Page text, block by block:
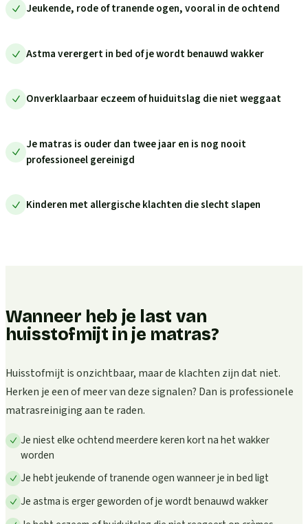
Jeukende, rode of tranende ogen, vooral in de ochtend
Astma verergert in bed of je wordt benauwd wakker
Onverklaarbaar eczeem of huiduitslag die niet weggaat
Je matras is ouder dan twee jaar en is nog nooit
professioneel gereinigd
Kinderen met allergische klachten die slecht slapen
Wanneer heb je last van
huisstofmijt in je matras?
Huisstofmijt is onzichtbaar, maar de klachten zijn dat niet.
Herken je een of meer van deze signalen? Dan is professionele
matrasreiniging aan te raden.
Je niest elke ochtend meerdere keren kort na het wakker
worden
Je hebt jeukende of tranende ogen wanneer je in bed ligt
Je astma is erger geworden of je wordt benauwd wakker